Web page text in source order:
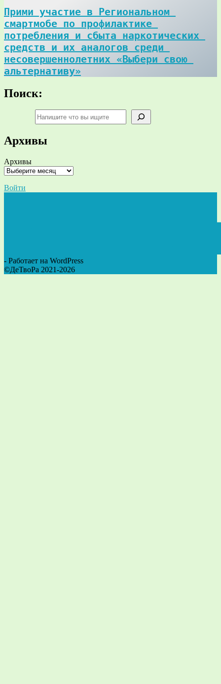
Прими участие в Региональном
смартмобе по профилактике
потребления и сбыта наркотических
средств и их аналогов среди
несовершеннолетних «Выбери свою
альтернативу»
Поиск:
Архивы
Архивы
Войти
- Работает на WordPress
©ДеТвоРа 2021-2026